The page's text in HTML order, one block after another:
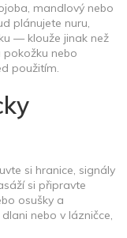
mandlový nebo
plánujete nuru,
— klouže jinak než
pokožku nebo
použitím.
si hranice, signály
si připravte
osušky a
nebo v lázničce,